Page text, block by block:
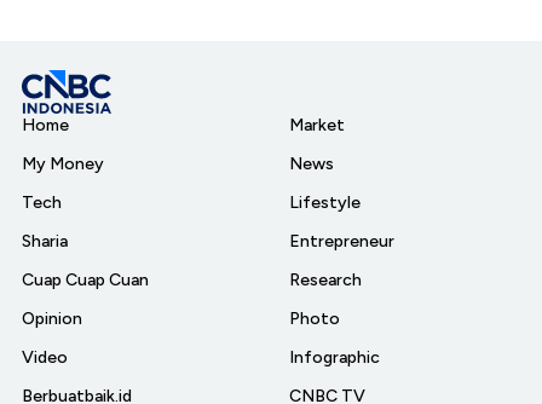
Home
My Money
Tech
Sharia
Cuap Cuap Cuan
Opinion
Video
Berbuatbaik.id
Market
News
Lifestyle
Entrepreneur
Research
Photo
Infographic
CNBC TV